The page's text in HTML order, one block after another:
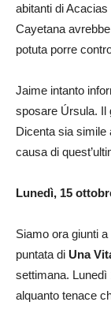
abitanti di
Cayetana
potuta porre
Jaime intanto
sposare Úrsula. Il
Dicenta sia simile
causa di
Lunedì, 15
Siamo ora giunti
puntata di Una
settimana. Lunedì
alquanto tenace